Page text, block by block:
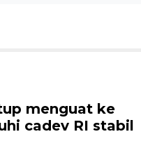
menguat ke
cadev RI stabil